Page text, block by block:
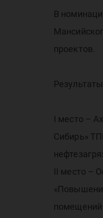
В
проектов.
I место –
Сибирь»
II место –
помещений